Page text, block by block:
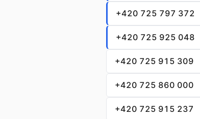
+420 725 797 372
+420 725 925 048
+420 725 915 309
+420 725 860 000
+420 725 915 237